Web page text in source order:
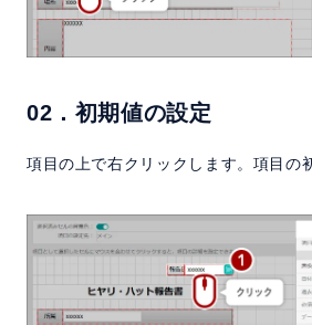
02．初期値の設定
項目の上で右クリックします。項目の